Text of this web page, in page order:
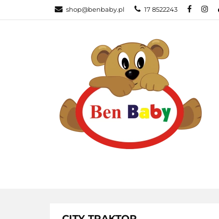
shop@benbaby.pl 17 8522243